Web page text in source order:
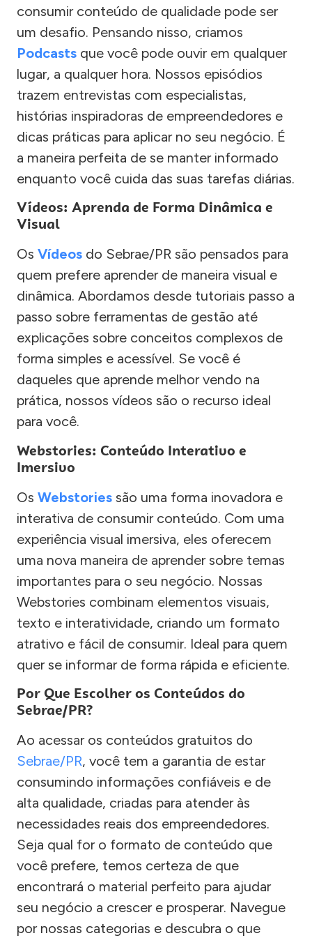
consumir conteúdo de qualidade pode ser
um desafio. Pensando nisso, criamos
Podcasts que você pode ouvir em qualquer
lugar, a qualquer hora. Nossos episódios
trazem entrevistas com especialistas,
histórias inspiradoras de empreendedores e
dicas práticas para aplicar no seu negócio. É
a maneira perfeita de se manter informado
enquanto você cuida das suas tarefas diárias.
Vídeos: Aprenda de Forma Dinâmica e
Visual
Os Vídeos do Sebrae/PR são pensados para
quem prefere aprender de maneira visual e
dinâmica. Abordamos desde tutoriais passo a
passo sobre ferramentas de gestão até
explicações sobre conceitos complexos de
forma simples e acessível. Se você é
daqueles que aprende melhor vendo na
prática, nossos vídeos são o recurso ideal
para você.
Webstories: Conteúdo Interativo e
Imersivo
Os Webstories são uma forma inovadora e
interativa de consumir conteúdo. Com uma
experiência visual imersiva, eles oferecem
uma nova maneira de aprender sobre temas
importantes para o seu negócio. Nossas
Webstories combinam elementos visuais,
texto e interatividade, criando um formato
atrativo e fácil de consumir. Ideal para quem
quer se informar de forma rápida e eficiente.
Por Que Escolher os Conteúdos do
Sebrae/PR?
Ao acessar os conteúdos gratuitos do
Sebrae/PR, você tem a garantia de estar
consumindo informações confiáveis e de
alta qualidade, criadas para atender às
necessidades reais dos empreendedores.
Seja qual for o formato de conteúdo que
você prefere, temos certeza de que
encontrará o material perfeito para ajudar
seu negócio a crescer e prosperar. Navegue
por nossas categorias e descubra o que